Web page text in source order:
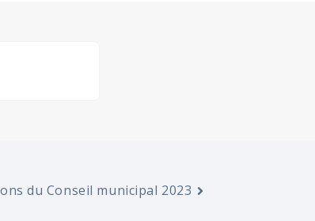
du Conseil municipal 2023